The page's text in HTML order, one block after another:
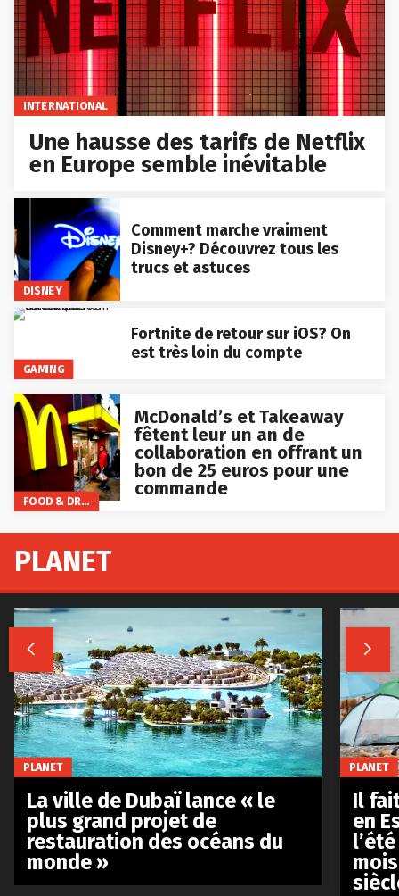
INTERNATIONAL
Une hausse des tarifs de Netflix
en Europe semble inévitable
DISNEY
Comment marche vraiment
Disney+? Découvrez tous les
trucs et astuces
GAMING
Fortnite de retour sur iOS? On
est très loin du compte
FOOD & DRINKS
McDonald’s et Takeaway
fêtent leur un an de
collaboration en offrant un
bon de 25 euros pour une
commande
PLANET
 
PLANET
La ville de Dubaï lance « le
plus grand projet de
restauration des océans du
monde »
PLANET
Il
en